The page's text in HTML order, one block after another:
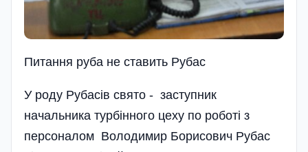
Питання руба не ставить Рубас
У роду Рубасів свято - заступник
начальника турбінного цеху по роботі з
персоналом Володимир Борисович Рубас